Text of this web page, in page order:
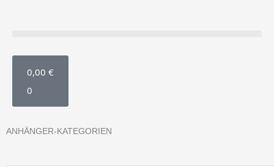
0,00 €
0
ANHÄNGER-KATEGORIEN